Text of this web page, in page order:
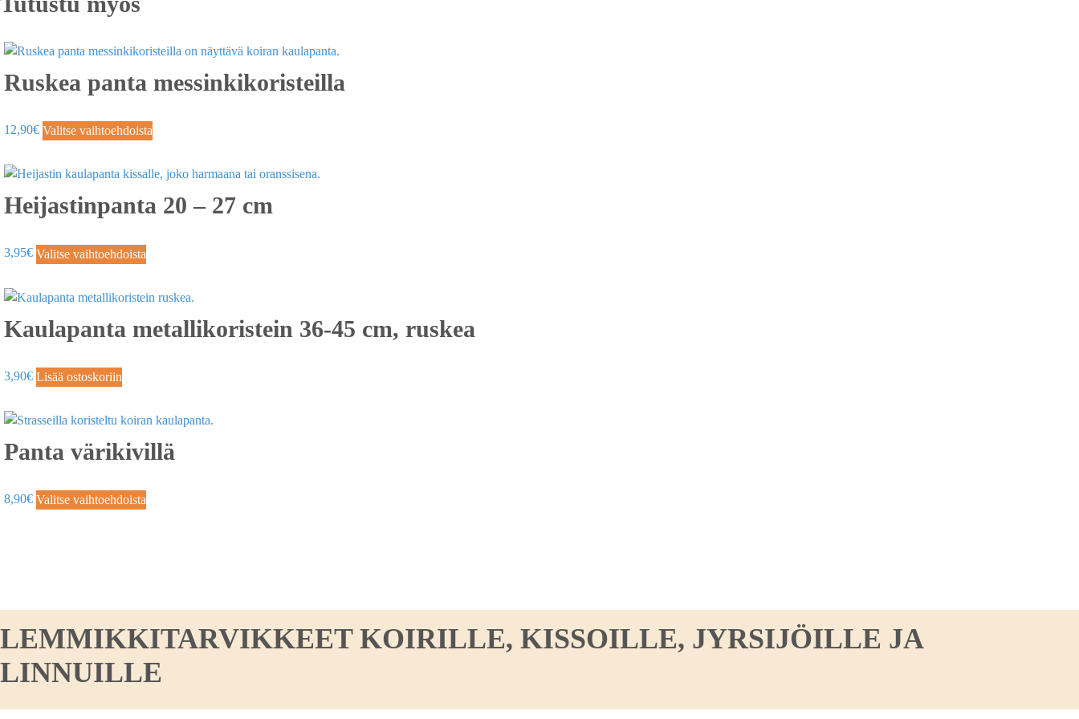
Ruskea panta messinkikoristeilla
12,90€ Valitse vaihtoehdoista
Heijastinpanta 20 – 27 cm
3,95€ Valitse vaihtoehdoista
Kaulapanta metallikoristein 36-45 cm, ruskea
3,90€ Lisää ostoskoriin
Panta värikivillä
8,90€ Valitse vaihtoehdoista
LEMMIKKITARVIKKEET KOIRILLE, KISSOILLE, JYRSIJÖILLE JA
LINNUILLE